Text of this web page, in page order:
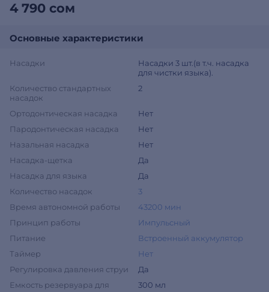
4 790 сом
Основные характеристики
Насадки
Насадки 3 шт.(в т.ч. насадка
для чистки языка).
Количество стандартных
насадок
2
Ортодонтическая насадка
Нет
Пародонтическая насадка
Нет
Назальная насадка
Нет
Насадка-щетка
Да
Насадка для языка
Да
Количество насадок
3
Время автономной работы
43200 мин
Принцип работы
Импульсный
Питание
Встроенный аккумулятор
Таймер
Нет
Регулировка давления струи
Да
Емкость резервуара для
300 мл